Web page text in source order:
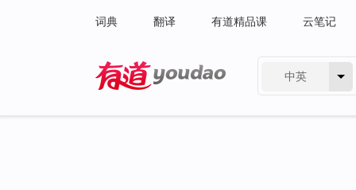
词典 翻译 有道精品课 云笔记
中英